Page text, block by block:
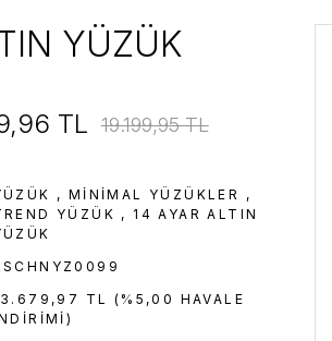
YÜZÜK
TL 19.199,95 TL
, MINIMAL YÜZÜKLER
,
YÜZÜK , 14 AYAR ALTIN
TL (%5,00 HAVALE